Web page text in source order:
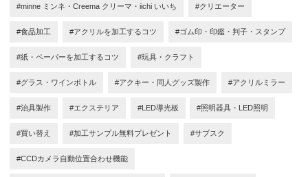
#minne ミンネ・Creema クリーマ・iichi いいち #クリエーター
#食品加工 #アクリルを加工するコツ #ゴム印・印鑑・判子・スタンプ
#紙・ペーパーを加工するコツ #玩具・クラフト
#グラス・ワインボトル #アクキー・同人グッズ製作 #アクリルミラー
#治具製作 #エクステリア #LED導光板 #照明器具・LED照明
#買い替え #加工サンプル無料プレゼント #サブスク
#CCDカメラ自動位置合わせ機能